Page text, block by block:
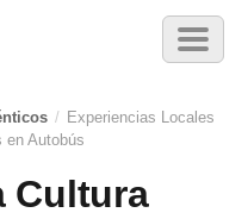
Toggle
/ Experiencias Locales
en Autobús
Cultura